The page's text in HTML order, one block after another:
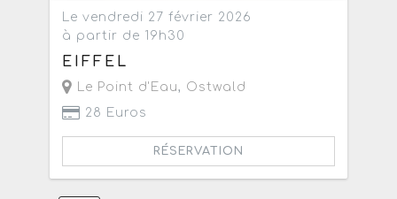
Le vendredi 27 février 2026
à partir de 19h30
EIFFEL
Le Point d'Eau, Ostwald
28 Euros
RÉSERVATION